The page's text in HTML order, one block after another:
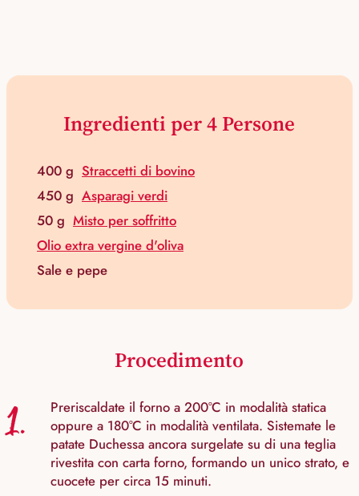
Ingredienti per 4 Persone
400 g Straccetti di bovino
450 g Asparagi verdi
50 g Misto per soffritto
Olio extra vergine d'oliva
Sale e pepe
Procedimento
1.
Preriscaldate il forno a 200°C in modalità statica
oppure a 180°C in modalità ventilata. Sistemate le
patate Duchessa ancora surgelate su di una teglia
rivestita con carta forno, formando un unico strato, e
cuocete per circa 15 minuti.